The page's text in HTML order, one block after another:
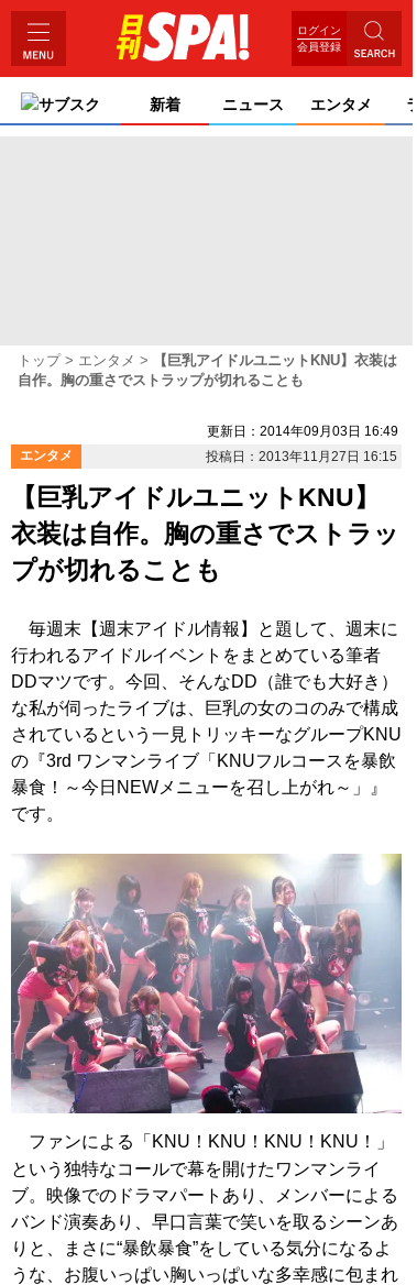
ログイン
会員登録
サブスク 新着 ニュース エンタメ
トップ エンタメ
【巨乳アイドルユニットKNU】衣装は
自作。胸の重さでストラップが切れることも
更新日：2014年09月03日 16:49
エンタメ
投稿日：2013年11月27日 16:15
【巨乳アイドルユニットKNU】
衣装は自作。胸の重さでストラッ
プが切れることも
毎週末【週末アイドル情報】と題して、週末に
行われるアイドルイベントをまとめている筆者
DDマツです。今回、そんなDD（誰でも大好き）
な私が伺ったライブは、巨乳の女のコのみで構成
されているという一見トリッキーなグループKNU
の『3rd ワンマンライブ「KNUフルコースを暴飲
暴食！～今日NEWメニューを召し上がれ～」』
です。
ファンによる「KNU！KNU！KNU！KNU！」
という独特なコールで幕を開けたワンマンライ
ブ。映像でのドラマパートあり、メンバーによる
バンド演奏あり、早口言葉で笑いを取るシーンあ
りと、まさに“暴飲暴食”をしている気分になるよ
うな、お腹いっぱい胸いっぱいな多幸感に包まれ